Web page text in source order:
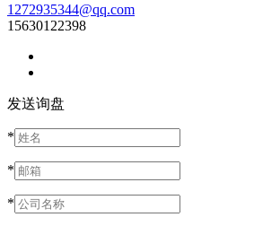
1272935344@qq.com
15630122398
发送询盘
*
*
*